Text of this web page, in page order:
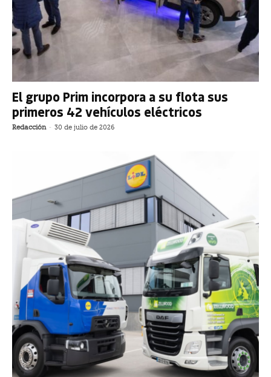
El grupo Prim incorpora a su flota sus
primeros 42 vehículos eléctricos
Redacción - 30 de julio de 2026